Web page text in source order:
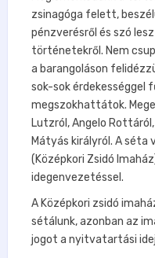
zsinagóga felett,
pénzverésről és szó
történetekről. Nem
a barangoláson
sok-sok érdekességgel
megszokhattátok.
Lutzról, Angelo
Mátyás királyról. A séta
(Középkori Zsidó
idegenvezetéssel.
A Középkori zsidó
sétálunk, azonban az
jogot a nyitvatartási